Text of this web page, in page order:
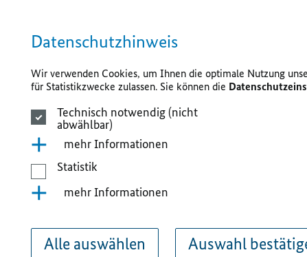
Datenschutzhinweis
Wir verwenden Cookies, um Ihnen die optimale Nutzung
für Statistikzwecke zulassen. Sie können die
Technisch notwendig (nicht
abwählbar)
mehr Informationen
Statistik
mehr Informationen
Alle auswählen Auswahl